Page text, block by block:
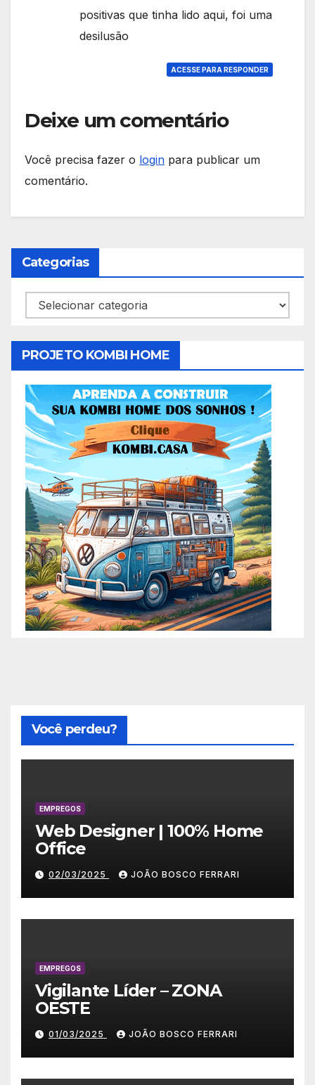
positivas que tinha lido aqui, foi uma
desilusão
ACESSE PARA RESPONDER
Deixe um comentário
Você precisa fazer o login para publicar um
comentário.
Categorias
Categorias
PROJETO KOMBI HOME
Você perdeu?
EMPREGOS
Web Designer | 100% Home
Office
02/03/2025 JOÃO BOSCO FERRARI
EMPREGOS
Vigilante Líder – ZONA
OESTE
01/03/2025 JOÃO BOSCO FERRARI